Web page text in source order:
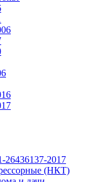
26436137-2017
(НКТ)